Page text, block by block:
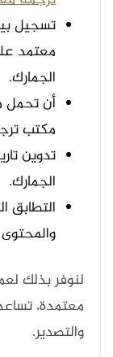
تسجيل
معتمد
الجمارك.
أن تحمل
مكتب
تدوين
الجمارك.
التطابق
لنوفر بذلك
معتمدة،
والتصدير.